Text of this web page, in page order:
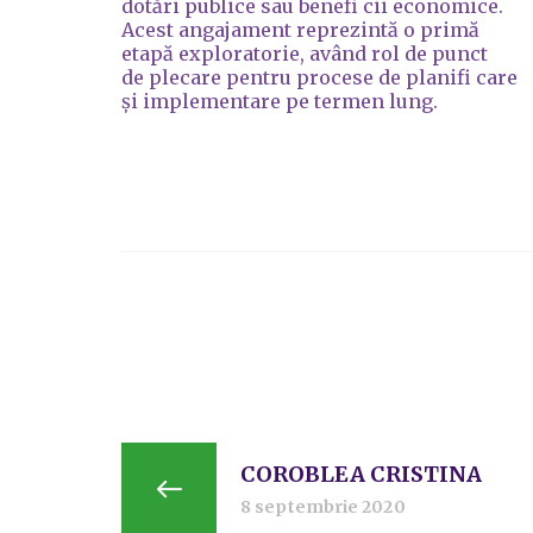
dotări publice sau benefi cii economice.
Acest angajament reprezintă o primă
etapă exploratorie, având rol de punct
de plecare pentru procese de planifi care
și implementare pe termen lung.
COROBLEA CRISTINA
8 septembrie 2020